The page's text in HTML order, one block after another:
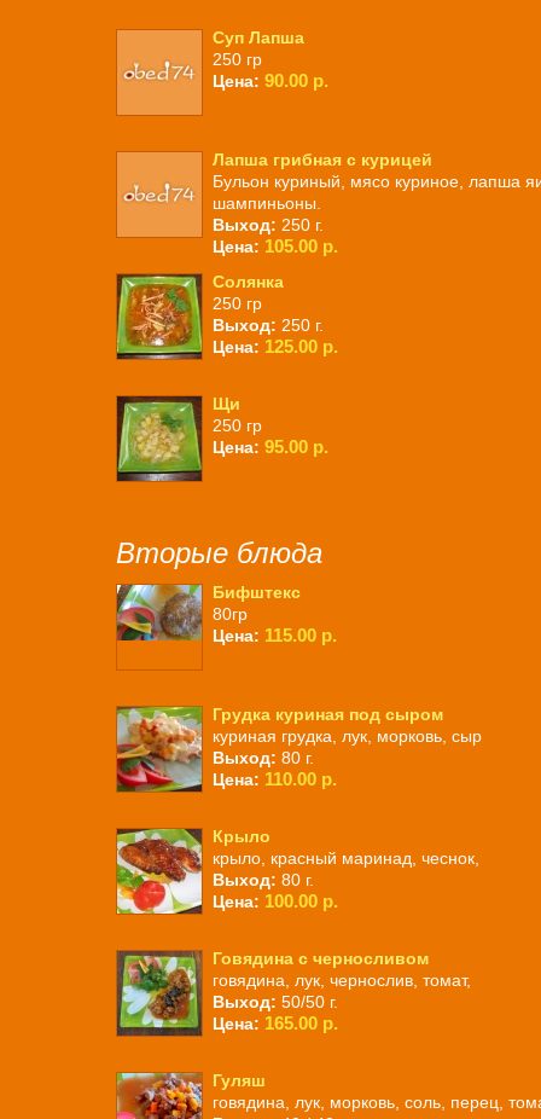
Суп Лапша
250 гр
Цена: 90.00 р.
Лапша грибная с курицей
Бульон куриный, мясо куриное, лапша
шампиньоны.
Выход: 250 г.
Цена: 105.00 р.
Солянка
250 гр
Выход: 250 г.
Цена: 125.00 р.
Щи
250 гр
Цена: 95.00 р.
Вторые блюда
Бифштекс
80гр
Цена: 115.00 р.
Грудка куриная под сыром
куриная грудка, лук, морковь, сыр
Выход: 80 г.
Цена: 110.00 р.
Крыло
крыло, красный маринад, чеснок,
Выход: 80 г.
Цена: 100.00 р.
Говядина с черносливом
говядина, лук, чернослив, томат,
Выход: 50/50 г.
Цена: 165.00 р.
Гуляш
говядина, лук, морковь, соль, перец,